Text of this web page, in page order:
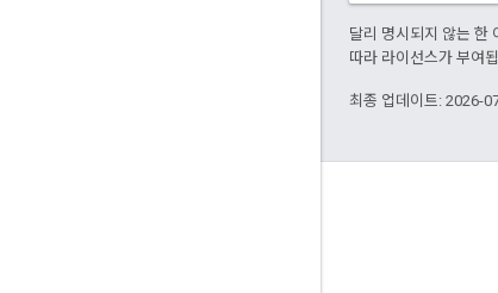
달리 명시되지 않는 한
따라 라이선스가 부여
최종 업데이트: 2026-